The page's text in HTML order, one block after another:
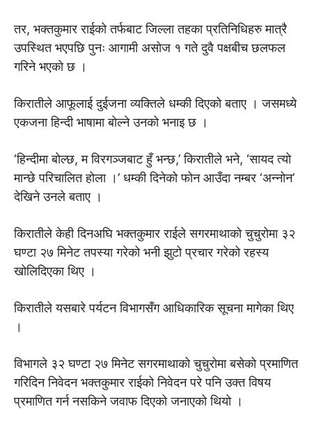
तर, भक्तकुमार राईको तर्फबाट जिल्ला तहका प्रतिनिधिहरु मात्रै
उपस्थित भएपछि पुनः आगामी असोज १ गते दुवै पक्षबीच छलफल
गरिने भएको छ ।
किरातीले आफूलाई दुईजना व्यक्तिले धम्की दिएको बताए । जसमध्ये
एकजना हिन्दी भाषामा बोल्ने उनको भनाइ छ ।
‘हिन्दीमा बोल्छ, म विरगञ्जबाट हुँ भन्छ,’ किरातीले भने, ‘सायद त्यो
मान्छे परिचालित होला ।’ धम्की दिनेको फोन आउँदा नम्बर ‘अन्नोन’
देखिने उनले बताए ।
किरातीले केही दिनअघि भक्तकुमार राईले सगरमाथाको चुचुरोमा ३२
घण्टा २७ मिनेट तपस्या गरेको भनी झुटो प्रचार गरेको रहस्य
खोलिदिएका थिए ।
किरातीले यसबारे पर्यटन विभागसँग आधिकारिक सूचना मागेका थिए
।
विभागले ३२ घण्टा २७ मिनेट सगरमाथाको चुचुरोमा बसेको प्रमाणित
गरिदिन निवेदन भक्तकुमार राईको निवेदन परे पनि उक्त विषय
प्रमाणित गर्न नसकिने जवाफ दिएको जनाएको थियो ।